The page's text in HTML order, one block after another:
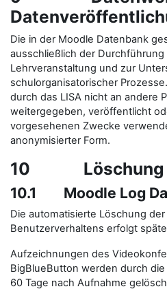
Die in der Moodle Datenbank
ausschließlich der Durchführung
Lehrveranstaltung und zur
schulorganisatorischer
durch das LISA nicht an andere
weitergegeben, veröffentlicht
vorgesehenen Zwecke
anonymisierter Form.
10 Löschung
10.1 Moodle Log
Die automatisierte Löschung
Benutzerverhaltens erfolgt
Aufzeichnungen des
BigBlueButton werden durch die
60 Tage nach Aufnahme